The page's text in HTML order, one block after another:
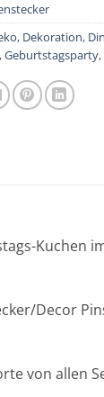
, Dekoration,
,Geburtstagsparty,
Decor
von allen